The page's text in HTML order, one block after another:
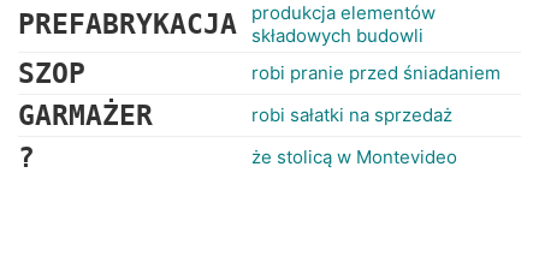
PREFABRYKACJA
produkcja elementów
składowych budowli
SZOP robi pranie przed śniadaniem
GARMAŻER robi sałatki na sprzedaż
? że stolicą w Montevideo